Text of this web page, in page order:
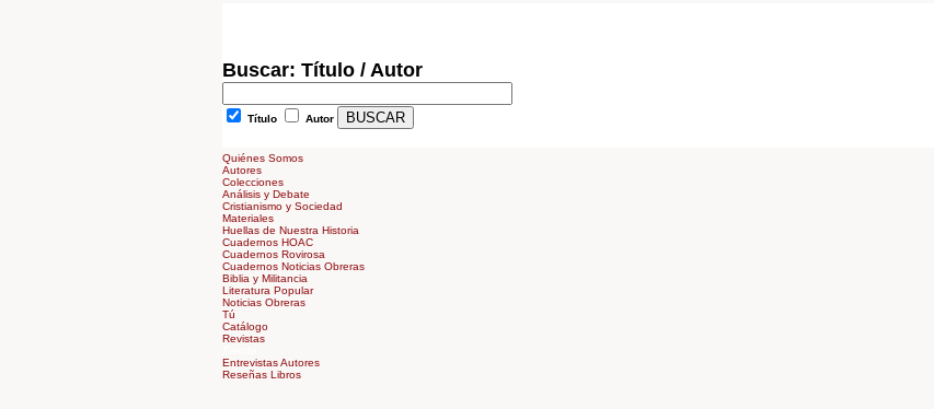
Buscar: Título / Autor
Título Autor
Quiénes Somos
Autores
Colecciones
Análisis y Debate
Cristianismo y Sociedad
Materiales
Huellas de Nuestra Historia
Cuadernos HOAC
Cuadernos Rovirosa
Cuadernos Noticias Obreras
Biblia y Militancia
Literatura Popular
Noticias Obreras
Tú
Catálogo
Revistas
Entrevistas Autores
Reseñas Libros